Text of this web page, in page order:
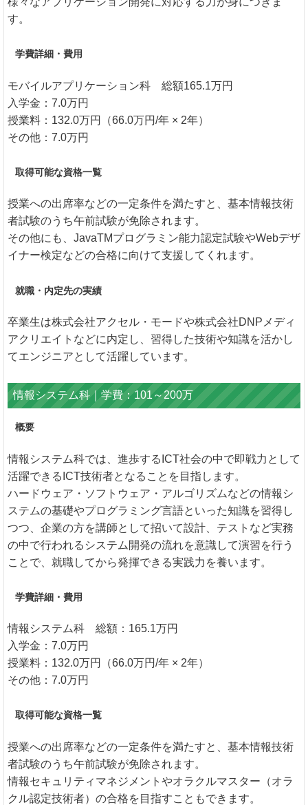
す。
学費詳細・費用
モバイルアプリケーション科 総額165.1万円
入学金：7.0万円
授業料：132.0万円（66.0万円/年 × 2年）
その他：7.0万円
取得可能な資格一覧
授業への出席率などの一定条件を満たすと、基本情報技術
者試験のうち午前試験が免除されます。
その他にも、JavaTMプログラミン能力認定試験やWebデザ
イナー検定などの合格に向けて支援してくれます。
就職・内定先の実績
卒業生は株式会社アクセル・モードや株式会社DNPメディ
アクリエイトなどに内定し、習得した技術や知識を活かし
てエンジニアとして活躍しています。
情報システム科｜学費：101～200万
概要
情報システム科では、進歩するICT社会の中で即戦力として
活躍できるICT技術者となることを目指します。
ハードウェア・ソフトウェア・アルゴリズムなどの情報シ
ステムの基礎やプログラミング言語といった知識を習得し
つつ、企業の方を講師として招いて設計、テストなど実務
の中で行われるシステム開発の流れを意識して演習を行う
ことで、就職してから発揮できる実践力を養います。
学費詳細・費用
情報システム科 総額：165.1万円
入学金：7.0万円
授業料：132.0万円（66.0万円/年 × 2年）
その他：7.0万円
取得可能な資格一覧
授業への出席率などの一定条件を満たすと、基本情報技術
者試験のうち午前試験が免除されます。
情報セキュリティマネジメントやオラクルマスター（オラ
クル認定技術者）の合格を目指すこともできます。